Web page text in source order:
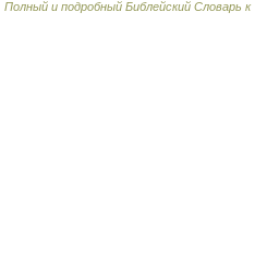
Полный и подробный Библейский Словарь к